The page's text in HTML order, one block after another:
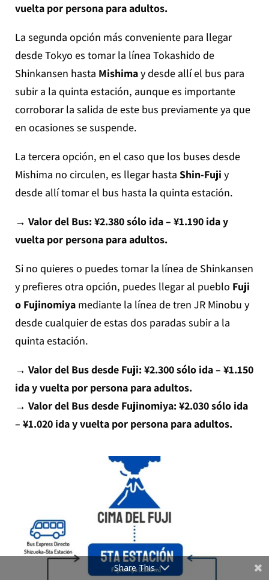
vuelta por persona para adultos.
La segunda opción más conveniente para llegar
desde Tokyo es tomar la línea Tokashido de
Shinkansen hasta Mishimay desde allí el bus para
subir a la quinta estación, aunque es importante
corroborar la salida de este bus previamente ya que
en ocasiones se suspende.
La tercera opción, en el caso que los buses desde
Mishima no circulen, es llegar hasta Shin-Fuji y
desde allí tomar el bus hasta la quinta estación.
→ Valor del Bus: ¥2.380 sólo ida – ¥1.190 ida y
vuelta por persona para adultos.
Si no quieres o puedes tomar la línea de Shinkansen
y prefieres otra opción, puedes llegar al pueblo Fuji
o Fujinomiya mediante la línea de tren JR Minobu y
desde cualquier de estas dos paradas subir a la
quinta estación.
→ Valor del Bus desde Fuji: ¥2.300 sólo ida – ¥1.150
ida y vuelta por persona para adultos.
→ Valor del Bus desde Fujinomiya: ¥2.030 sólo ida
– ¥1.020 ida y vuelta por persona para adultos.
Share This